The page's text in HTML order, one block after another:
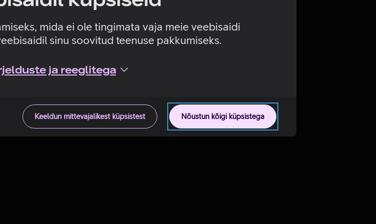
mida ei ole tingimata vaja meie veebisaidi
sinu soovitud teenuse pakkumiseks.
ja reeglitega
Nõustun kõigi küpsistega
Keeldun mittevajalikest küpsistest